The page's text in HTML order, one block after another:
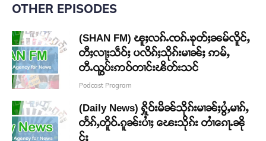
OTHER EPISODES
(SHAN FM) ၽူႈလၵ်ႉၸၵ်ႉၶုတ်ႈၼမ်လိူင်ႇ
တီႈလႃႈသဵဝ်ႈ ပလိၵ်ႈသိုၵ်းမၢၼ်ႈ ဢမ်ႇ
တီႉၺွပ်းဢဝ်တၢင်းၽိတ်းသင်
Podcast Program
(Daily News) ႁိူဝ်းမိၼ်သိုၵ်းမၢၼ်ႈပွႆႇမၢၵ်ႇ
တႅၵ်ႇတိူဝ်ႉၵူၼ်းပၢႆႈ ၽေးသိုၵ်း တၢႆၵေႃႉၼို
င်ႈ